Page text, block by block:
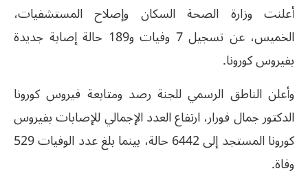
أعلنت وزارة الصحة السكان وإصلاح المستشفيات،
الخميس، عن تسجيل 7 وفيات و189 حالة إصابة جديدة
بفيروس كورونا.
وأعلن الناطق الرسمي للجنة رصد ومتابعة فيروس كورونا
الدكتور جمال فورار، ارتفاع العدد الإجمالي للإصابات بفيروس
كورونا المستجد إلى 6442 حالة، بينما بلغ عدد الوفيات 529
وفاة.